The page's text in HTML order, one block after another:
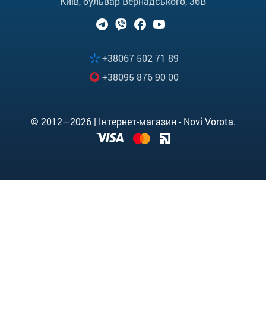
+38067 502 71 89
+38095 876 90 00
© 2012—2026 | Інтернет-магазин - Novi Vorota.